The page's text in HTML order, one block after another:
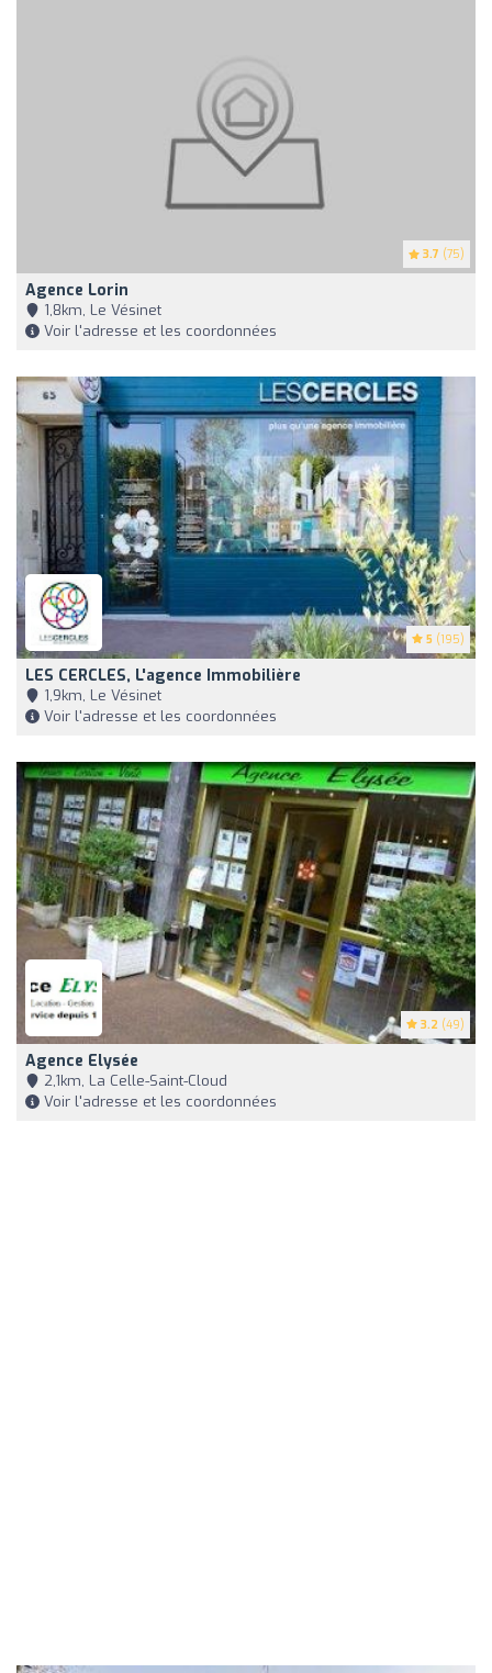
3.7 (75)
Agence Lorin
1,8km, Le Vésinet
Voir l'adresse et les coordonnées
5 (195)
LES CERCLES, L'agence Immobilière
1,9km, Le Vésinet
Voir l'adresse et les coordonnées
3.2 (49)
Agence Elysée
2,1km, La Celle-Saint-Cloud
Voir l'adresse et les coordonnées